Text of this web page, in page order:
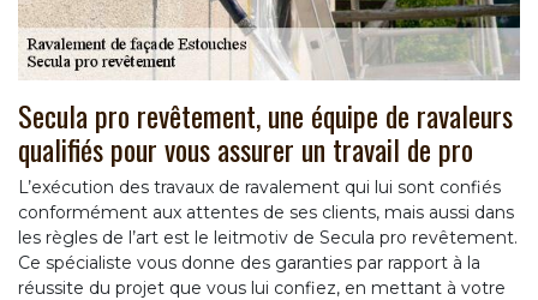
Secula pro revêtement, une équipe de ravaleurs
qualifiés pour vous assurer un travail de pro
L’exécution des travaux de ravalement qui lui sont confiés
conformément aux attentes de ses clients, mais aussi dans
les règles de l’art est le leitmotiv de Secula pro revêtement.
Ce spécialiste vous donne des garanties par rapport à la
réussite du projet que vous lui confiez, en mettant à votre